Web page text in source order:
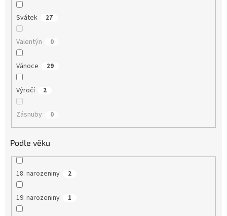
Svátek 27
Valentýn 0
Vánoce 29
Výročí 2
Zásnuby 0
Podle věku
18. narozeniny 2
19. narozeniny 1